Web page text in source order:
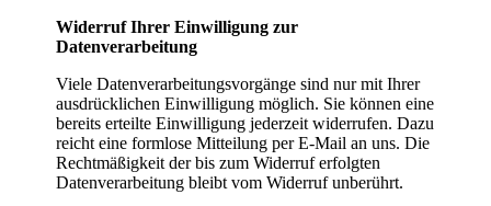
Widerruf Ihrer Einwilligung zur
Datenverarbeitung
Viele Datenverarbeitungsvorgänge sind nur mit Ihrer
ausdrücklichen Einwilligung möglich. Sie können eine
bereits erteilte Einwilligung jederzeit widerrufen. Dazu
reicht eine formlose Mitteilung per E-Mail an uns. Die
Rechtmäßigkeit der bis zum Widerruf erfolgten
Datenverarbeitung bleibt vom Widerruf unberührt.